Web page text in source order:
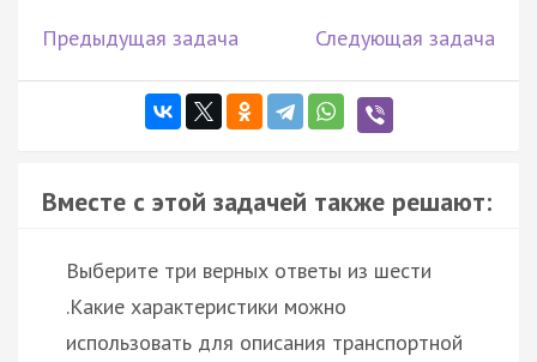
Предыдущая задача Следующая задача
Вместе с этой задачей также решают:
Выберите три верных ответы из шести
.Какие характеристики можно
использовать для описания транспортной